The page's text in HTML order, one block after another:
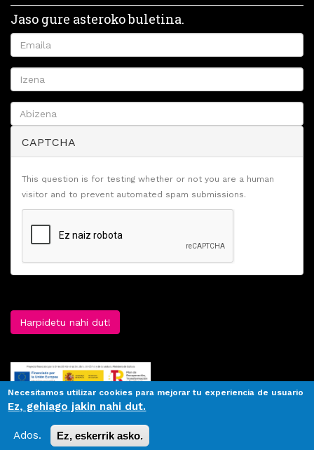
Jaso gure asteroko buletina.
CAPTCHA
This question is for testing whether or not you are a human
visitor and to prevent automated spam submissions.
Harpidetu nahi dut!
Necesitamos utilizar cookies para mejorar tu experiencia de usuario
Ez, gehiago jakin nahi dut.
Ados. Ez, eskerrik asko.